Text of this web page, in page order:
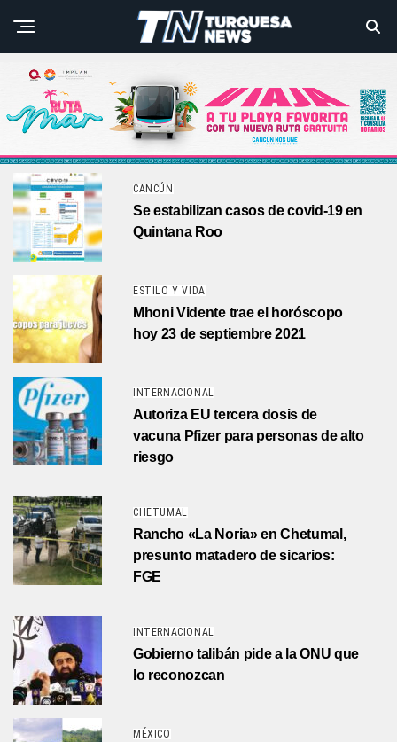
CANCÚN
Se estabilizan casos de covid-19 en
Quintana Roo
ESTILO Y VIDA
Mhoni Vidente trae el horóscopo
hoy 23 de septiembre 2021
INTERNACIONAL
Autoriza EU tercera dosis de
vacuna Pfizer para personas de alto
riesgo
CHETUMAL
Rancho «La Noria» en Chetumal,
presunto matadero de sicarios:
FGE
INTERNACIONAL
Gobierno talibán pide a la ONU que
lo reconozcan
MÉXICO